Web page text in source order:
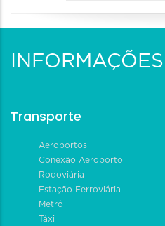
Transporte
Aeroportos
Conexão Aeroporto
Rodoviária
Estação Ferroviária
Metrô
Táxi